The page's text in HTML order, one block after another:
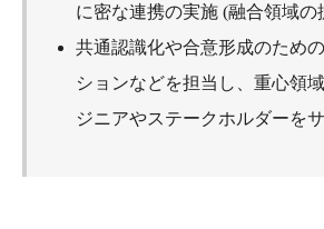
に密な連携の実施 (融合領域の
共通認識化や合意形成のため
ションなどを担当し、重心領
ジニアやステークホルダーを